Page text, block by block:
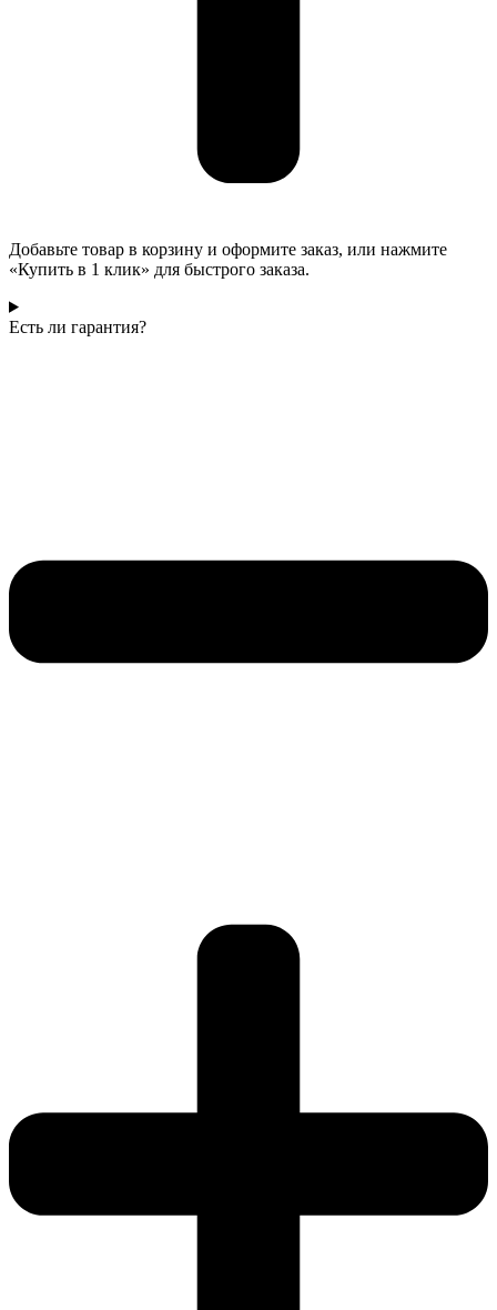
Добавьте товар в корзину и оформите заказ, или нажмите
«Купить в 1 клик» для быстрого заказа.
Есть ли гарантия?